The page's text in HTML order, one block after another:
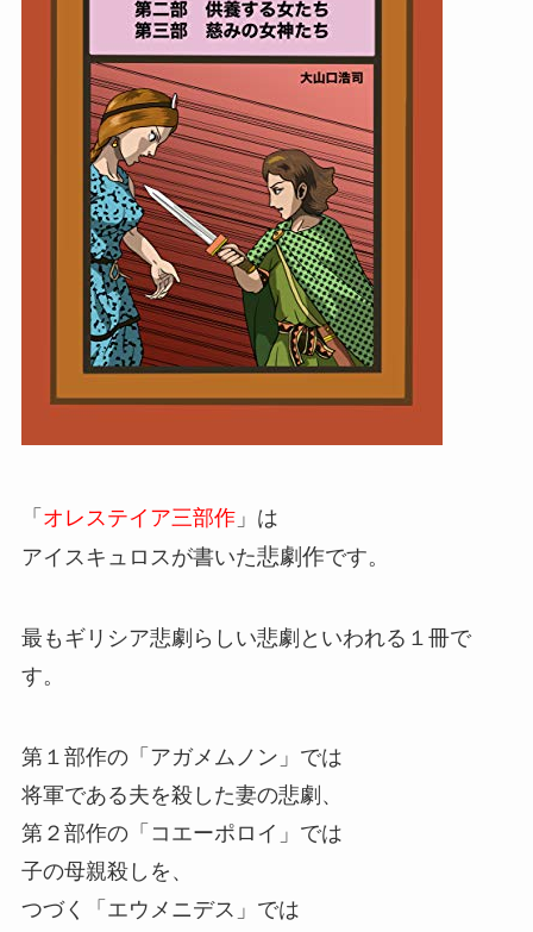
「 オレステイア三部作」は
アイスキュロスが書いた悲劇作です。
最もギリシア悲劇らしい悲劇といわれる１冊で
す。
第１部作の「アガメムノン」では
将軍である夫を殺した妻の悲劇、
第２部作の「コエーポロイ」では
子の母親殺しを、
つづく「エウメニデス」では